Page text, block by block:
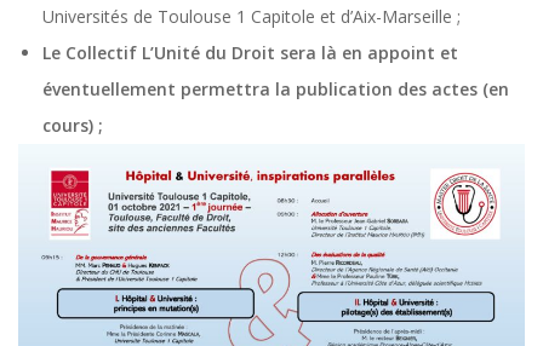
Universités de Toulouse 1 Capitole et d’Aix-Marseille ;
Le Collectif L’Unité du Droit sera là en appoint et
éventuellement permettra la publication des actes (en
cours) ;